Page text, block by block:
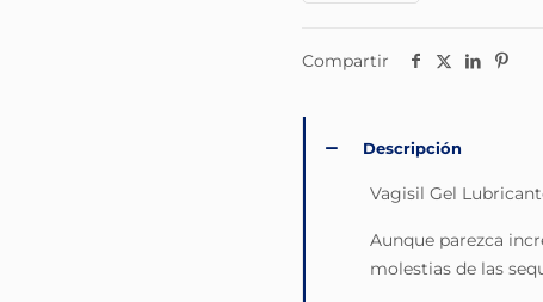
Compartir
Descripción
Vagisil Gel
Aunque parezca
molestias de las